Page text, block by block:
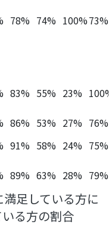
78% 74% 100%73%
83% 55% 23%
86% 53% 27% 76%
91% 58% 24% 75%
89% 63% 28% 79%
満足している方に
る方の割合